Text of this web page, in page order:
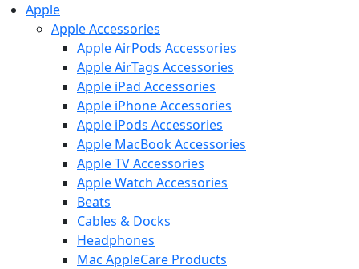
Apple
Apple Accessories
Apple AirPods Accessories
Apple AirTags Accessories
Apple iPad Accessories
Apple iPhone Accessories
Apple iPods Accessories
Apple MacBook Accessories
Apple TV Accessories
Apple Watch Accessories
Beats
Cables & Docks
Headphones
Mac AppleCare Products